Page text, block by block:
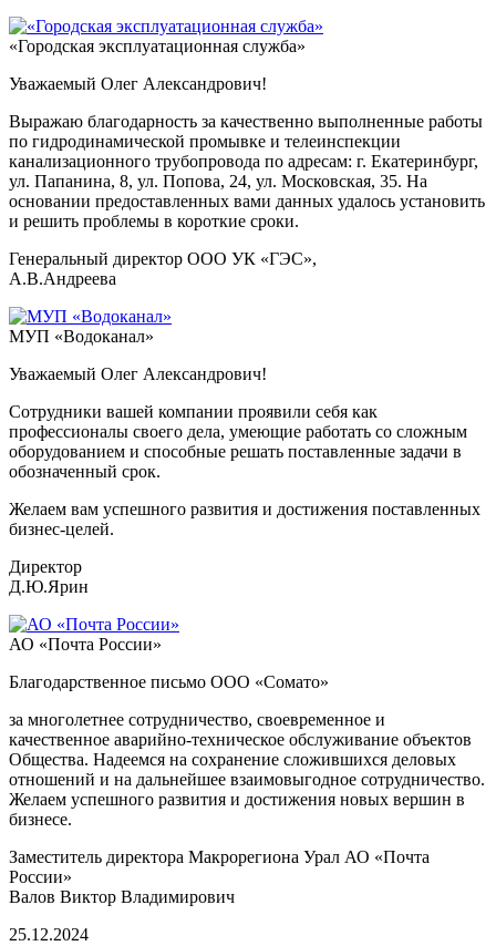
«Городская эксплуатационная служба»
Уважаемый Олег Александрович!
Выражаю благодарность за качественно выполненные работы
по гидродинамической промывке и телеинспекции
канализационного трубопровода по адресам: г. Екатеринбург,
ул. Папанина, 8, ул. Попова, 24, ул. Московская, 35. На
основании предоставленных вами данных удалось установить
и решить проблемы в короткие сроки.
Генеральный директор ООО УК «ГЭС»,
А.В.Андреева
МУП «Водоканал»
Уважаемый Олег Александрович!
Сотрудники вашей компании проявили себя как
профессионалы своего дела, умеющие работать со сложным
оборудованием и способные решать поставленные задачи в
обозначенный срок.
Желаем вам успешного развития и достижения поставленных
бизнес-целей.
Директор
Д.Ю.Ярин
АО «Почта России»
Благодарственное письмо ООО «Сомато»
за многолетнее сотрудничество, своевременное и
качественное аварийно-техническое обслуживание объектов
Общества. Надеемся на сохранение сложившихся деловых
отношений и на дальнейшее взаимовыгодное сотрудничество.
Желаем успешного развития и достижения новых вершин в
бизнесе.
Заместитель директора Макрорегиона Урал АО «Почта
России»
Валов Виктор Владимирович
25.12.2024